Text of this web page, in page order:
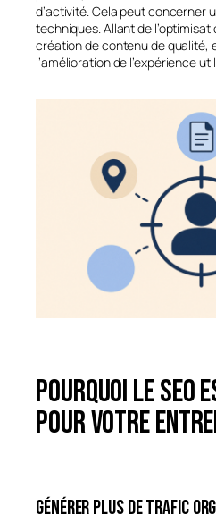
d’activité. Cela peut concerner
techniques. Allant de
création de contenu de qualité,
l’amélioration de l’expérience
Pourquoi le
pour votre
Générer plus de trafic